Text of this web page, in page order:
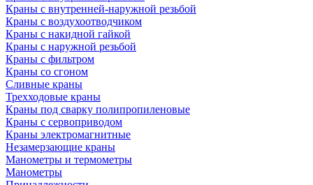
Краны с внутренней-наружной резьбой
Краны с воздухоотводчиком
Краны с накидной гайкой
Краны с наружной резьбой
Краны с фильтром
Краны со сгоном
Сливные краны
Трехходовые краны
Краны под сварку полипропиленовые
Краны с сервоприводом
Краны электромагнитные
Незамерзающие краны
Манометры и термометры
Манометры